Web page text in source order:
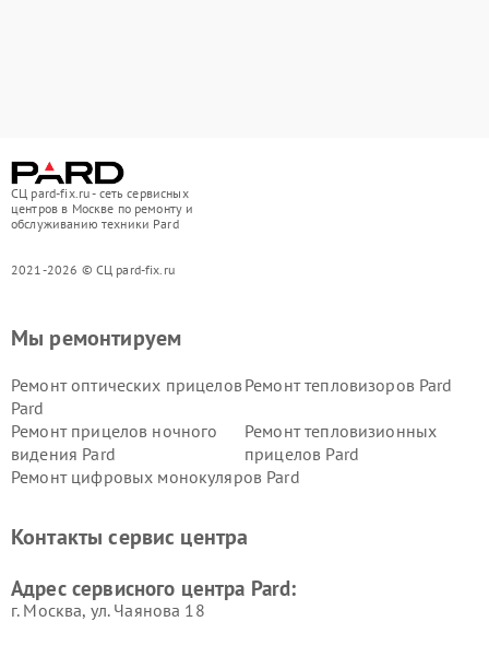
СЦ pard-fix.ru - сеть сервисных
центров в Москве по ремонту и
обслуживанию техники Pard
2021-2026 © СЦ pard-fix.ru
Мы ремонтируем
Ремонт оптических прицелов
Pard
Ремонт тепловизоров Pard
Ремонт прицелов ночного
видения Pard
Ремонт тепловизионных
прицелов Pard
Ремонт цифровых монокуляров Pard
Контакты сервис центра
Адрес сервисного центра Pard:
г. Москва, ул. Чаянова 18